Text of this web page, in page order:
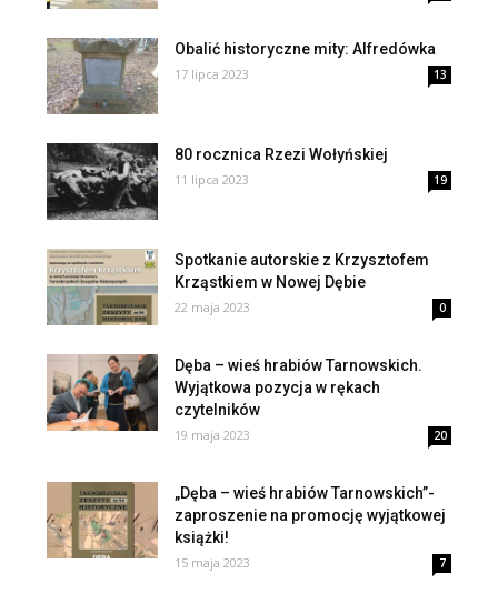
Obalić historyczne mity: Alfredówka
17 lipca 2023 13
80 rocznica Rzezi Wołyńskiej
11 lipca 2023 19
Spotkanie autorskie z Krzysztofem
Krząstkiem w Nowej Dębie
22 maja 2023 0
Dęba – wieś hrabiów Tarnowskich.
Wyjątkowa pozycja w rękach
czytelników
19 maja 2023 20
„Dęba – wieś hrabiów Tarnowskich”-
zaproszenie na promocję wyjątkowej
książki!
15 maja 2023 7